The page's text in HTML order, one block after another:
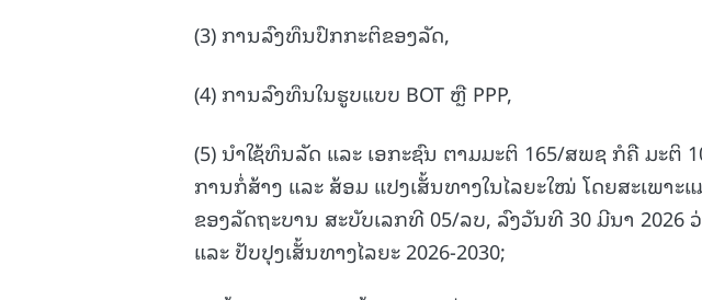
(3) ການລົງທຶນປົກກະຕິຂອງລັດ,
(4) ການລົງທຶນໃນຮູບແບບ BOT ຫຼື PPP,
(5) ນໍາໃຊ້ທຶນລັດ ແລະ ເອກະຊົນ ຕາມມະຕິ 165/ສພຊ ກໍຄື ມະຕິ
ການກໍ່ສ້າງ ແລະ ສ້ອມ ແປງເສັ້ນທາງໃນໄລຍະໃໝ່ ໂດຍສະເພາະ
ຂອງລັດຖະບານ ສະບັບເລກທີ 05/ລບ, ລົງວັນທີ 30 ມີນາ
ແລະ ປັບປຸງເສັ້ນທາງໄລຍະ 2026-2030;